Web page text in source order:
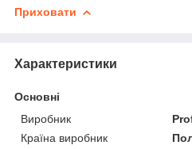
Приховати
Характеристики
Основні
Виробник
Країна виробник